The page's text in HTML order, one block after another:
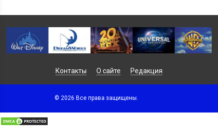
Контакты О сайте Редакция
© 2026 Все права защищены.